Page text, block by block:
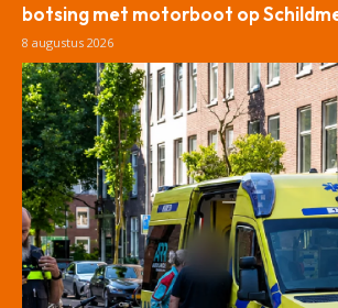
botsing met motorboot op
8 augustus 2026